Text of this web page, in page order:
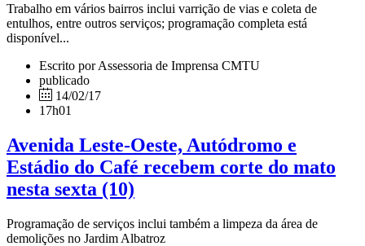
Trabalho em vários bairros inclui varrição de vias e coleta de
entulhos, entre outros serviços; programação completa está
disponível...
Escrito por Assessoria de Imprensa CMTU
publicado
14/02/17
17h01
Avenida Leste-Oeste, Autódromo e
Estádio do Café recebem corte do mato
nesta sexta (10)
Programação de serviços inclui também a limpeza da área de
demolições no Jardim Albatroz